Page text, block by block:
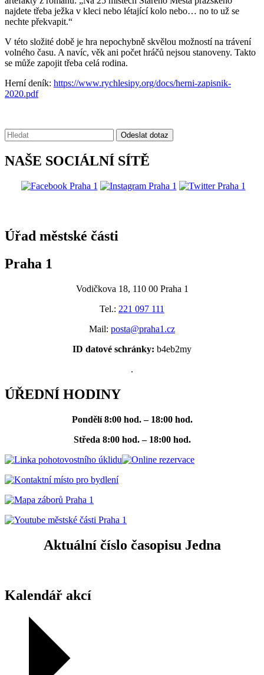
najdete třeba ježka v kleci nebo létající kolo nebo… no to už se
nechte překvapit.“
V této složité době je hra nepochybně skvělou možností na trávení
volného času. A navíc, věk ani počet hráčů nejsou stanoveny. Takto
se může zapojit třeba celá rodina.
Herní deník: https://www.rychlesipy.org/docs/herni-zapisnik-
2020.pdf
Vyhledávání: Odeslat dotaz
NAŠE SOCIÁLNÍ SÍTĚ
Úřad městské části
Praha 1
Vodičkova 18, 110 00 Praha 1
Tel.: 221 097 111
Mail: posta@praha1.cz
ID datové schránky: b4eb2my
.
ÚŘEDNÍ HODINY
Pondělí 8:00 hod. – 18:00 hod.
Středa 8:00 hod. – 18:00 hod.
Aktuální číslo časopisu Jedna
Kalendář akcí